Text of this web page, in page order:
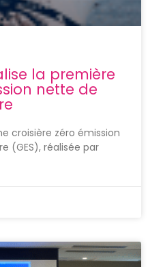
la première
nette de
croisière zéro émission
(GES), réalisée par